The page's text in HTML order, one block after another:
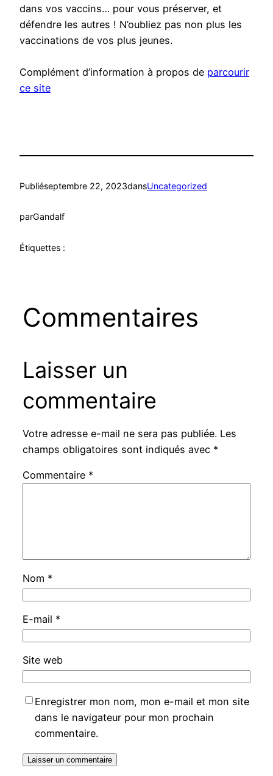
dans vos vaccins… pour vous préserver, et
défendre les autres ! N’oubliez pas non plus les
vaccinations de vos plus jeunes.
Complément d’information à propos de parcourir
ce site
Publiéseptembre 22, 2023dansUncategorized
parGandalf
Étiquettes :
Commentaires
Laisser un
commentaire
Votre adresse e-mail ne sera pas publiée. Les
champs obligatoires sont indiqués avec *
Commentaire *
Nom *
E-mail *
Site web
Enregistrer mon nom, mon e-mail et mon site
dans le navigateur pour mon prochain
commentaire.